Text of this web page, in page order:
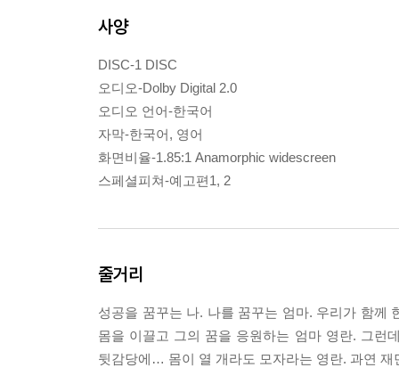
사양
DISC-1 DISC
오디오-Dolby Digital 2.0
오디오 언어-한국어
자막-한국어, 영어
화면비율-1.85:1 Anamorphic widescreen
스페셜피쳐-예고편1, 2
줄거리
성공을 꿈꾸는 나. 나를 꿈꾸는 엄마. 우리가 함
몸을 이끌고 그의 꿈을 응원하는 엄마 영란. 그런
뒷감당에… 몸이 열 개라도 모자라는 영란. 과연